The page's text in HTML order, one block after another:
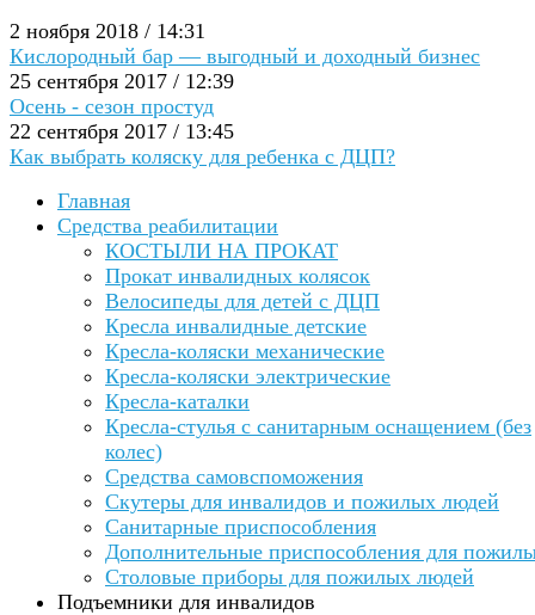
2 ноября 2018 / 14:31
Кислородный бар — выгодный и доходный бизнес
25 сентября 2017 / 12:39
Осень - сезон простуд
22 сентября 2017 / 13:45
Как выбрать коляску для ребенка с ДЦП?
Главная
Средства реабилитации
КОСТЫЛИ НА ПРОКАТ
Прокат инвалидных колясок
Велосипеды для детей с ДЦП
Кресла инвалидные детские
Кресла-коляски механические
Кресла-коляски электрические
Кресла-каталки
Кресла-стулья с санитарным оснащением (без
колес)
Средства самовспоможения
Скутеры для инвалидов и пожилых людей
Санитарные приспособления
Дополнительные приспособления для
Столовые приборы для пожилых людей
Подъемники для инвалидов